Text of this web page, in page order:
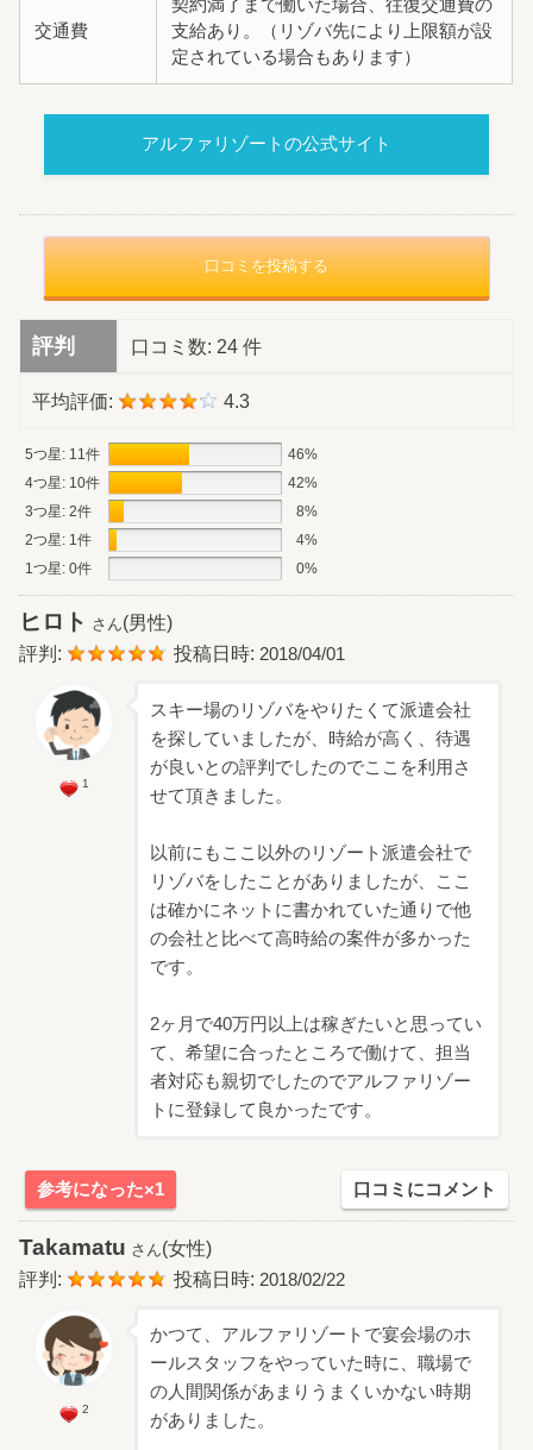
交通費
契約満了まで働いた場合、往復交通費の
支給あり。（リゾバ先により上限額が設
定されている場合もあります）
アルファリゾートの公式サイト
口コミを投稿する
評判 口コミ数: 24 件
平均評価: 4.3
5つ星: 11件
46%
4つ星: 10件
42%
3つ星: 2件
8%
2つ星: 1件
4%
1つ星: 0件
0%
ヒロト さん(男性)
評判:
投稿日時: 2018/04/01
1
スキー場のリゾバをやりたくて派遣会社
を探していましたが、時給が高く、待遇
が良いとの評判でしたのでここを利用さ
せて頂きました。
以前にもここ以外のリゾート派遣会社で
リゾバをしたことがありましたが、ここ
は確かにネットに書かれていた通りで他
の会社と比べて高時給の案件が多かった
です。
2ヶ月で40万円以上は稼ぎたいと思ってい
て、希望に合ったところで働けて、担当
者対応も親切でしたのでアルファリゾー
トに登録して良かったです。
参考になった×1 口コミにコメント
Takamatu さん(女性)
評判:
投稿日時: 2018/02/22
2
かつて、アルファリゾートで宴会場のホ
ールスタッフをやっていた時に、職場で
の人間関係があまりうまくいかない時期
がありました。